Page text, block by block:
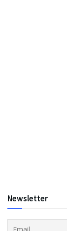
Newsletter